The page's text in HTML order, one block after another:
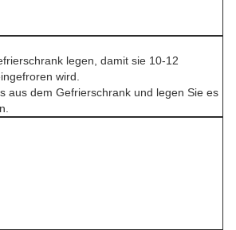
legen, damit sie 10-12
wird.
aus dem Gefrierschrank und legen Sie es